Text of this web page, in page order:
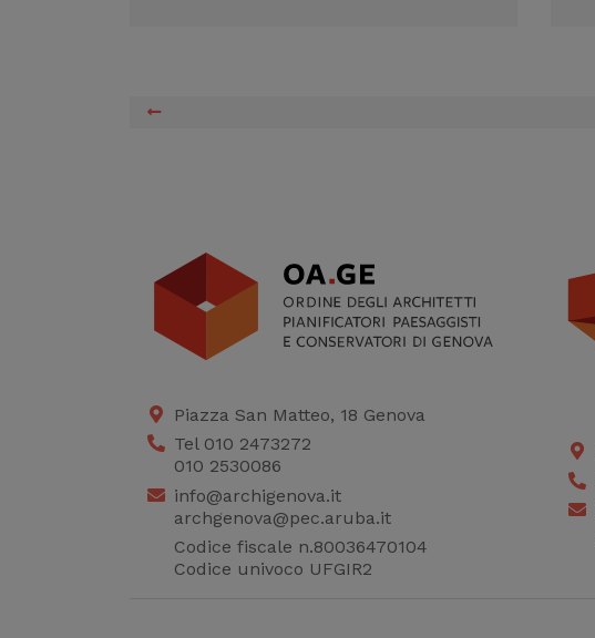
Piazza San Matteo, 18 Genova
Tel 010 2473272
010 2530086
info@archigenova.it
archgenova@pec.aruba.it
Codice fiscale n.80036470104
Codice univoco UFGIR2